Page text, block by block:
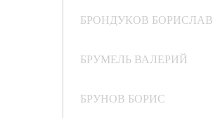
БРОНДУКОВ БОРИСЛАВ
БРУМЕЛЬ ВАЛЕРИЙ
БРУНОВ БОРИС